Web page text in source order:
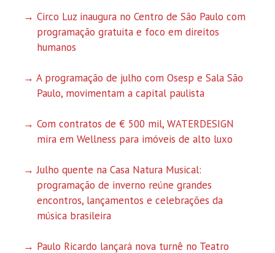
Circo Luz inaugura no Centro de São Paulo com
programação gratuita e foco em direitos
humanos
A programação de julho com Osesp e Sala São
Paulo, movimentam a capital paulista
Com contratos de € 500 mil, WATERDESIGN
mira em Wellness para imóveis de alto luxo
Julho quente na Casa Natura Musical:
programação de inverno reúne grandes
encontros, lançamentos e celebrações da
música brasileira
Paulo Ricardo lançará nova turnê no Teatro